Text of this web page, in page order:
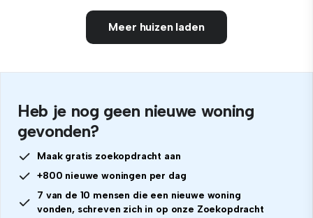
Meer huizen laden
Heb je nog geen nieuwe woning
gevonden?
Maak gratis zoekopdracht aan
+800 nieuwe woningen per dag
7 van de 10 mensen die een nieuwe woning
vonden, schreven zich in op onze Zoekopdracht